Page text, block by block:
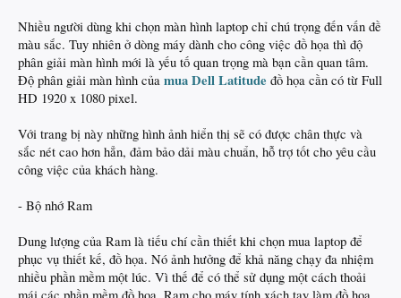
Nhiều người dùng khi chọn màn hình laptop chỉ chú trọng đến vấn đề
màu sắc. Tuy nhiên ở dòng máy dành cho công việc đồ họa thì độ
phân giải màn hình mới là yếu tố quan trọng mà bạn cần quan tâm.
Độ phân giải màn hình của mua Dell Latitude đồ họa cần có từ Full
HD 1920 x 1080 pixel.
Với trang bị này những hình ảnh hiển thị sẽ có được chân thực và
sắc nét cao hơn hẳn, đảm bảo dải màu chuẩn, hỗ trợ tốt cho yêu cầu
công việc của khách hàng.
- Bộ nhớ Ram
Dung lượng của Ram là tiếu chí cần thiết khi chọn mua laptop để
phục vụ thiết kế, đồ họa. Nó ảnh hưởng để khả năng chạy đa nhiệm
nhiều phần mềm một lúc. Vì thế để có thể sử dụng một cách thoải